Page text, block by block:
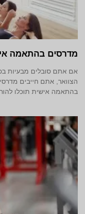
מדרסים בהתאמה
אם אתם סובלים מבעיות
הצוואר, אתם חייבים
בהתאמה אישית תוכלו